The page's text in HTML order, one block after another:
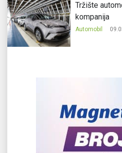
Tržište
kompanija
Automobil